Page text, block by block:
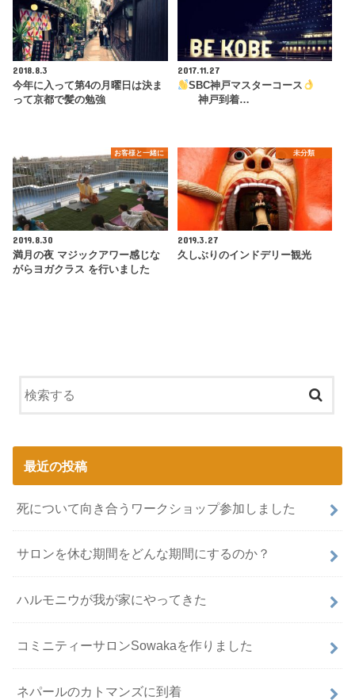
2018.8.3
今年に入って第4の月曜日は決ま
って京都で髪の勉強
2017.11.27
SBC神戸マスターコース
神戸到着…
お客様と一緒に
2019.8.30
満月の夜 マジックアワー感じな
がらヨガクラス を行いました
未分類
2019.3.27
久しぶりのインドデリー観光
最近の投稿
死について向き合うワークショップ参加しました
サロンを休む期間をどんな期間にするのか？
ハルモニウが我が家にやってきた
コミニティーサロンSowakaを作りました
ネパールのカトマンズに到着